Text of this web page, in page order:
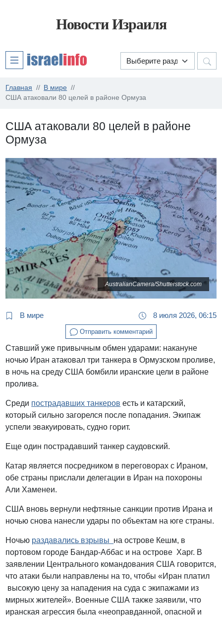
Новости Израиля
Главная
В мире
США атаковали 80 целей в районе Ормуза
США атаковали 80 целей в районе
Ормуза
AustralianCamera/Shutterstock.com
В мире 8 июля 2026, 06:15
Отправить комментарий
Ставший уже привычным обмен ударами: накануне
ночью Иран атаковал три танкера в Ормузском проливе,
в ночь на среду США бомбили иранские цели в районе
пролива.
Среди пострадавших танкеров есть и катарский,
который сильно загорелся после попадания. Экипаж
успели эвакуировать, судно горит.
Еще один пострадавший танкер саудовский.
Катар является посредником в переговорах с Ираном,
обе страны прислали делегации в Иран на похороны
Али Хаменеи.
США вновь вернули нефтяные санкции против Ирана и
ночью снова нанесли удары по объектам на юге страны.
Ночью раздавались взрывы на острове Кешм, в
портовом городе Бандар-Аббас и на острове Харг. В
заявлении Центрального командования США говорится,
что атаки были направлены на то, чтобы «Иран платил
высокую цену за нападения на суда с экипажами из
мирных жителей». Военные США также заявили, что
иранская агрессия была «неоправданной, опасной и